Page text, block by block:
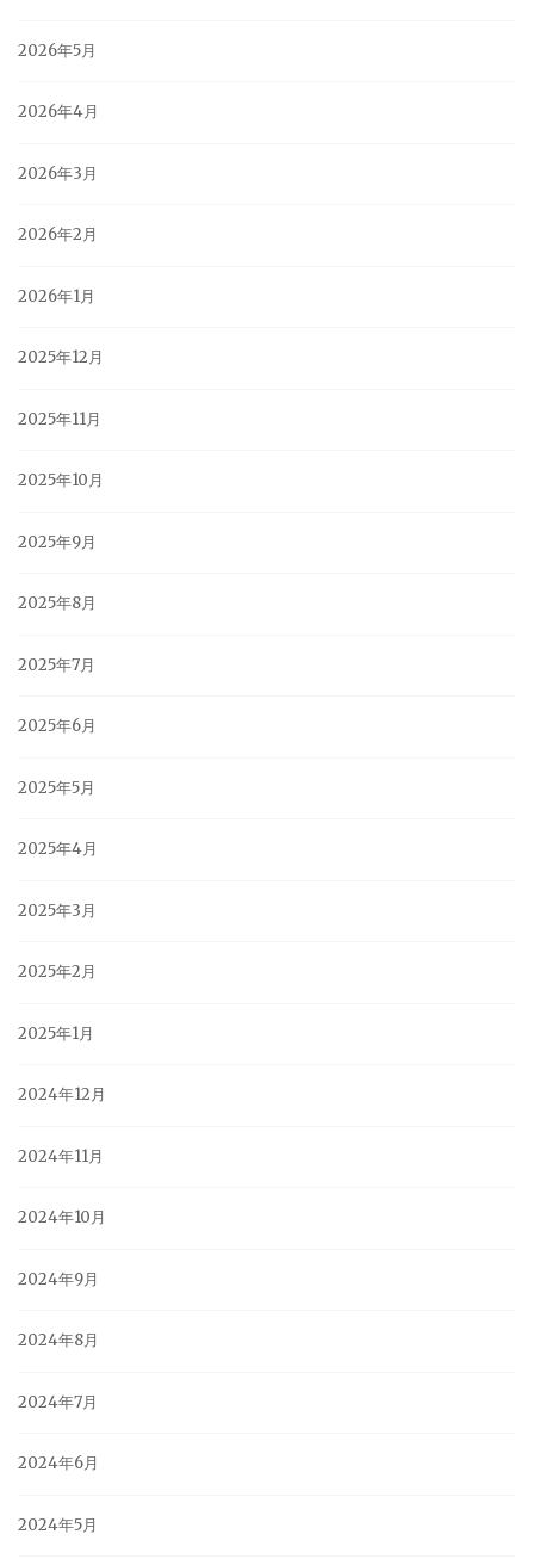
2026年5月
2026年4月
2026年3月
2026年2月
2026年1月
2025年12月
2025年11月
2025年10月
2025年9月
2025年8月
2025年7月
2025年6月
2025年5月
2025年4月
2025年3月
2025年2月
2025年1月
2024年12月
2024年11月
2024年10月
2024年9月
2024年8月
2024年7月
2024年6月
2024年5月